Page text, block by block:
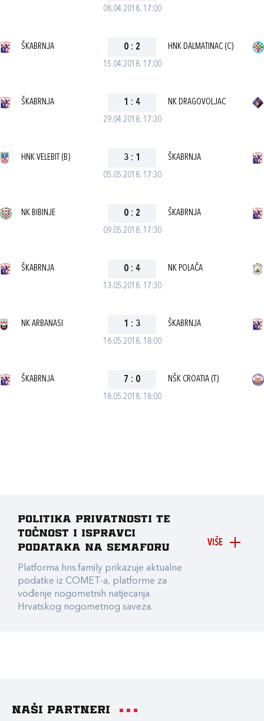
08.04.2018. 17:00
15.04.2018. 17:00
ŠKABRNJA 0 : 2 HNK DALMATINAC (C)
29.04.2018. 17:30
ŠKABRNJA 1 : 4 NK DRAGOVOLJAC
05.05.2018. 17:30
HNK VELEBIT (B) 3 : 1 ŠKABRNJA
09.05.2018. 17:30
NK BIBINJE 0 : 2 ŠKABRNJA
13.05.2018. 17:30
ŠKABRNJA 0 : 4 NK POLAČA
16.05.2018. 18:00
NK ARBANASI 1 : 3 ŠKABRNJA
18.05.2018. 18:00
ŠKABRNJA 7 : 0 NŠK CROATIA (T)
VIŠE
Politika privatnosti te
točnost i ispravci
podataka na Semaforu
Platforma hns.family prikazuje aktualne
podatke iz COMET-a, platforme za
vođenje nogometnih natjecanja
Hrvatskog nogometnog saveza.
Naši partneri